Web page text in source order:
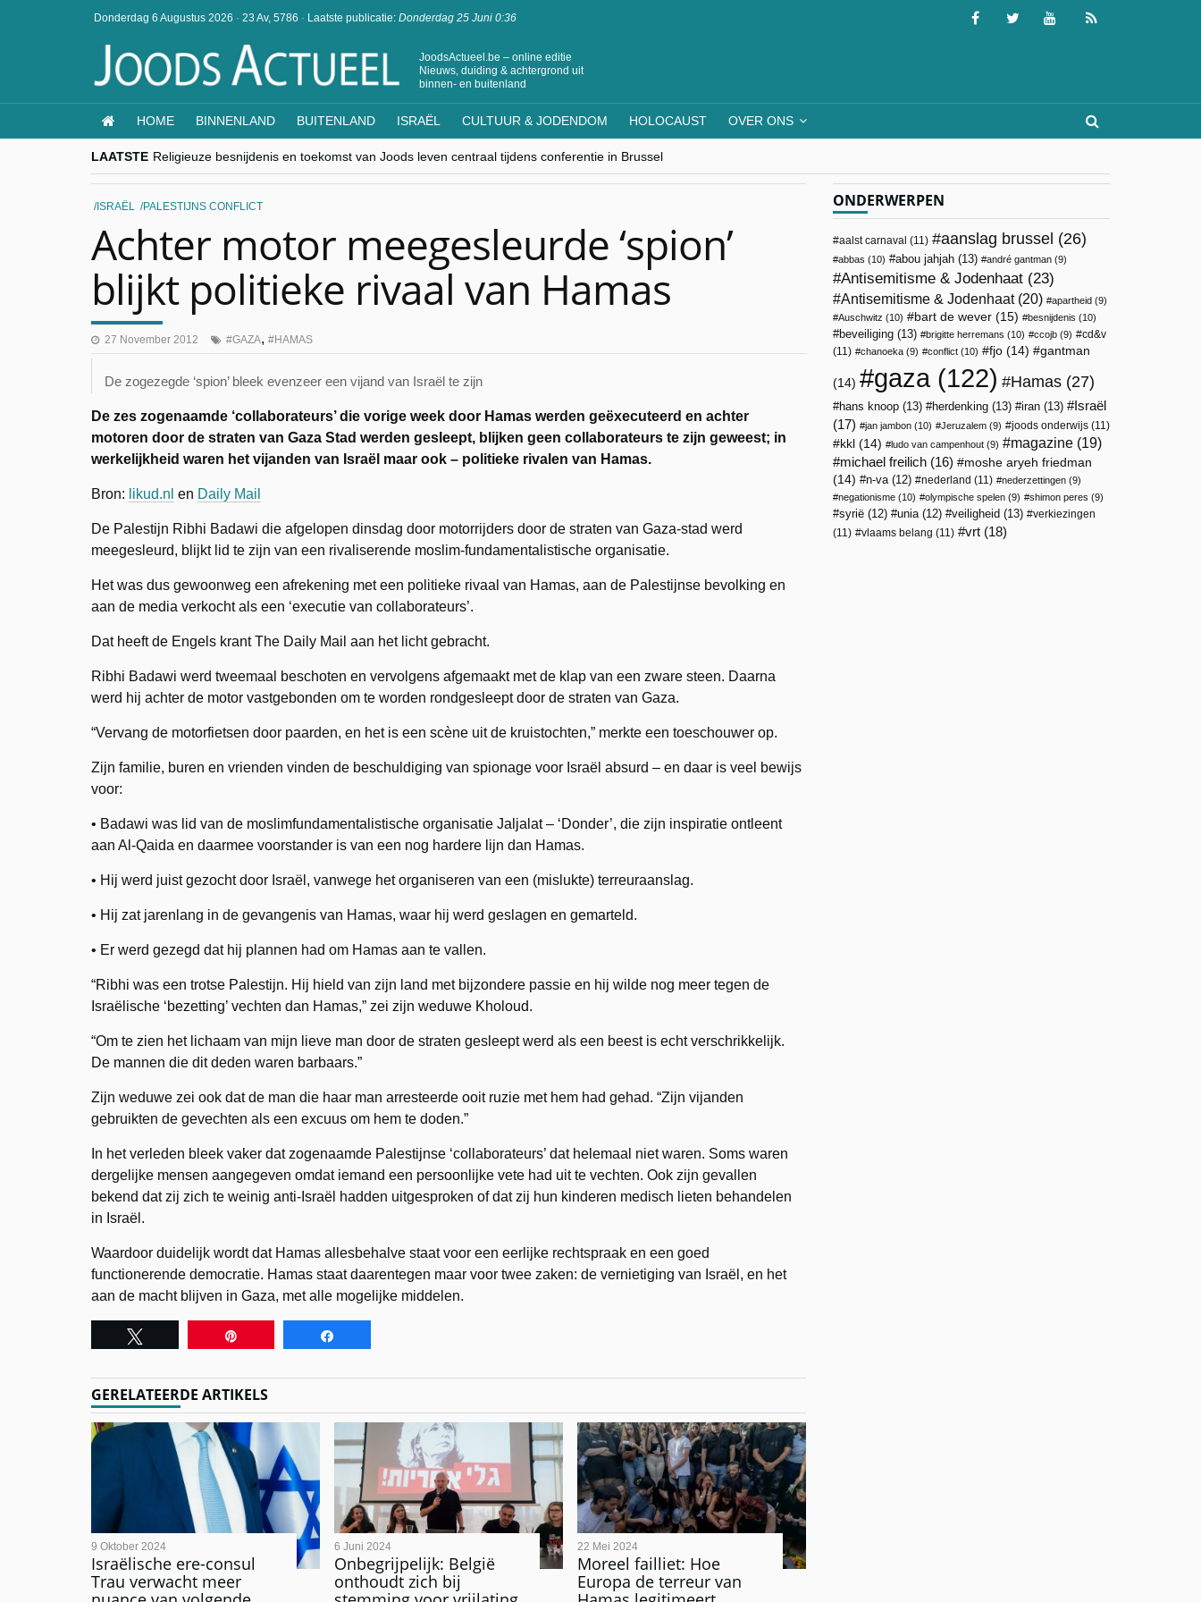
Donderdag 6 Augustus 2026 · 23 Av, 5786 · Laatste publicatie: Donderdag 25 Juni 0:36
JoodsActueel.be – online editie
Nieuws, duiding & achtergrond uit
binnen- en buitenland
HOME BINNENLAND BUITENLAND ISRAËL CULTUUR & JODENDOM HOLOCAUST OVER ONS
LAATSTE Religieuze besnijdenis en toekomst van Joods leven centraal tijdens conferentie in Brussel
“Besnijdenisdebat toont hoe moeilijk seculiere Westen minderheden begrijpt”, Jinnih Beels (Vooruit)
CITYTRIP | ROEMENIË – Boekarest: de verrassing van Oost-Europa
“Vandaag zit elke Jood in België op de beklaagdenbank”
ISRAËL PALESTIJNS CONFLICT
Achter motor meegesleurde ‘spion’
blijkt politieke rivaal van Hamas
27 November 2012 GAZA, HAMAS
De zogezegde ‘spion’ bleek evenzeer een vijand van Israël te zijn
De zes zogenaamde ‘collaborateurs’ die vorige week door Hamas werden geëxecuteerd en achter
motoren door de straten van Gaza Stad werden gesleept, blijken geen collaborateurs te zijn geweest; in
werkelijkheid waren het vijanden van Israël maar ook – politieke rivalen van Hamas.
Bron: likud.nl en Daily Mail
De Palestijn Ribhi Badawi die afgelopen dinsdag door motorrijders door de straten van Gaza-stad werd
meegesleurd, blijkt lid te zijn van een rivaliserende moslim-fundamentalistische organisatie.
Het was dus gewoonweg een afrekening met een politieke rivaal van Hamas, aan de Palestijnse bevolking en
aan de media verkocht als een ‘executie van collaborateurs’.
Dat heeft de Engels krant The Daily Mail aan het licht gebracht.
Ribhi Badawi werd tweemaal beschoten en vervolgens afgemaakt met de klap van een zware steen. Daarna
werd hij achter de motor vastgebonden om te worden rondgesleept door de straten van Gaza.
“Vervang de motorfietsen door paarden, en het is een scène uit de kruistochten,” merkte een toeschouwer op.
Zijn familie, buren en vrienden vinden de beschuldiging van spionage voor Israël absurd – en daar is veel bewijs
voor:
• Badawi was lid van de moslimfundamentalistische organisatie Jaljalat – ‘Donder’, die zijn inspiratie ontleent
aan Al-Qaida en daarmee voorstander is van een nog hardere lijn dan Hamas.
• Hij werd juist gezocht door Israël, vanwege het organiseren van een (mislukte) terreuraanslag.
• Hij zat jarenlang in de gevangenis van Hamas, waar hij werd geslagen en gemarteld.
• Er werd gezegd dat hij plannen had om Hamas aan te vallen.
“Ribhi was een trotse Palestijn. Hij hield van zijn land met bijzondere passie en hij wilde nog meer tegen de
Israëlische ‘bezetting’ vechten dan Hamas,” zei zijn weduwe Kholoud.
“Om te zien het lichaam van mijn lieve man door de straten gesleept werd als een beest is echt verschrikkelijk.
De mannen die dit deden waren barbaars.”
Zijn weduwe zei ook dat de man die haar man arresteerde ooit ruzie met hem had gehad. “Zijn vijanden
gebruikten de gevechten als een excuus om hem te doden.”
In het verleden bleek vaker dat zogenaamde Palestijnse ‘collaborateurs’ dat helemaal niet waren. Soms waren
dergelijke mensen aangegeven omdat iemand een persoonlijke vete had uit te vechten. Ook zijn gevallen
bekend dat zij zich te weinig anti-Israël hadden uitgesproken of dat zij hun kinderen medisch lieten behandelen
in Israël.
Waardoor duidelijk wordt dat Hamas allesbehalve staat voor een eerlijke rechtspraak en een goed
functionerende democratie. Hamas staat daarentegen maar voor twee zaken: de vernietiging van Israël, en het
aan de macht blijven in Gaza, met alle mogelijke middelen.
GERELATEERDE ARTIKELS
Israëlische ere-consul
Trau verwacht meer
9 Oktober 2024
Onbegrijpelijk: België
onthoudt zich bij
6 Juni 2024
Moreel failliet: Hoe
Europa de terreur van
22 Mei 2024
ONDERWERPEN
aalst carnaval (11) aanslag brussel (26)
abbas (10) abou jahjah (13) andré gantman (9)
Antisemitisme & Jodenhaat (23)
Antisemitisme & Jodenhaat(20) apartheid (9)
Auschwitz (10) bart de wever (15) besnijdenis (10)
beveiliging (13) brigitte herremans (10) ccojb (9)
cd&v
(11)
chanoeka (9) conflict (10) fjo (14) gantman
(14) gaza(122) Hamas (27)
hans knoop (13) herdenking (13) iran (13)
Israël
(17)
jan jambon (10) Jeruzalem (9) joods onderwijs (11)
kkl (14) ludo van campenhout (9) magazine (19)
michael freilich (16)
moshe aryeh friedman
(14)
n-va(12) nederland (11) nederzettingen (9)
negationisme (10) olympische spelen (9) shimon peres (9)
syrië (12) unia(12) veiligheid (13)
verkiezingen
(11)
vlaams belang (11) vrt (18)